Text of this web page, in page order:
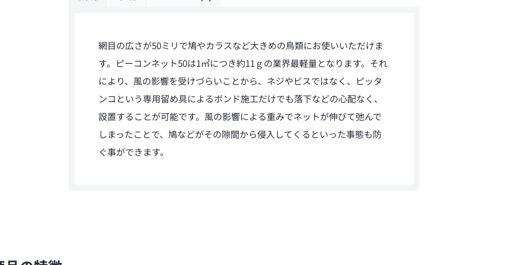
網目の広さが50ミリで鳩やカラスなど大きめの鳥類にお使いいただけま
す。ピーコンネット50は1㎡につき約11ｇの業界最軽量となります。それ
により、風の影響を受けづらいことから、ネジやビスではなく、ピッタ
ンコという専用留め具によるボンド施工だけでも落下などの心配なく、
設置することが可能です。風の影響による重みでネットが伸びて弛んで
しまったことで、鳩などがその隙間から侵入してくるといった事態も防
ぐ事ができます。